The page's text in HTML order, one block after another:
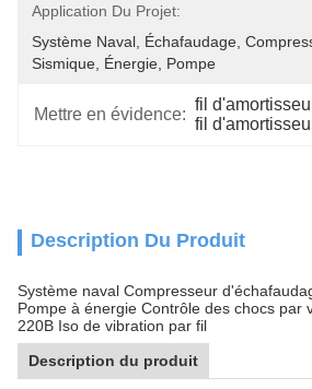
Application Du Projet:
Système Naval, Échafaudage,
Sismique, Énergie, Pompe
Mettre en évidence:
fil
fil
Description Du Produit
Système naval Compresseur
Pompe à énergie Contrôle des chocs par
220B Iso de vibration par fil
Description du produit